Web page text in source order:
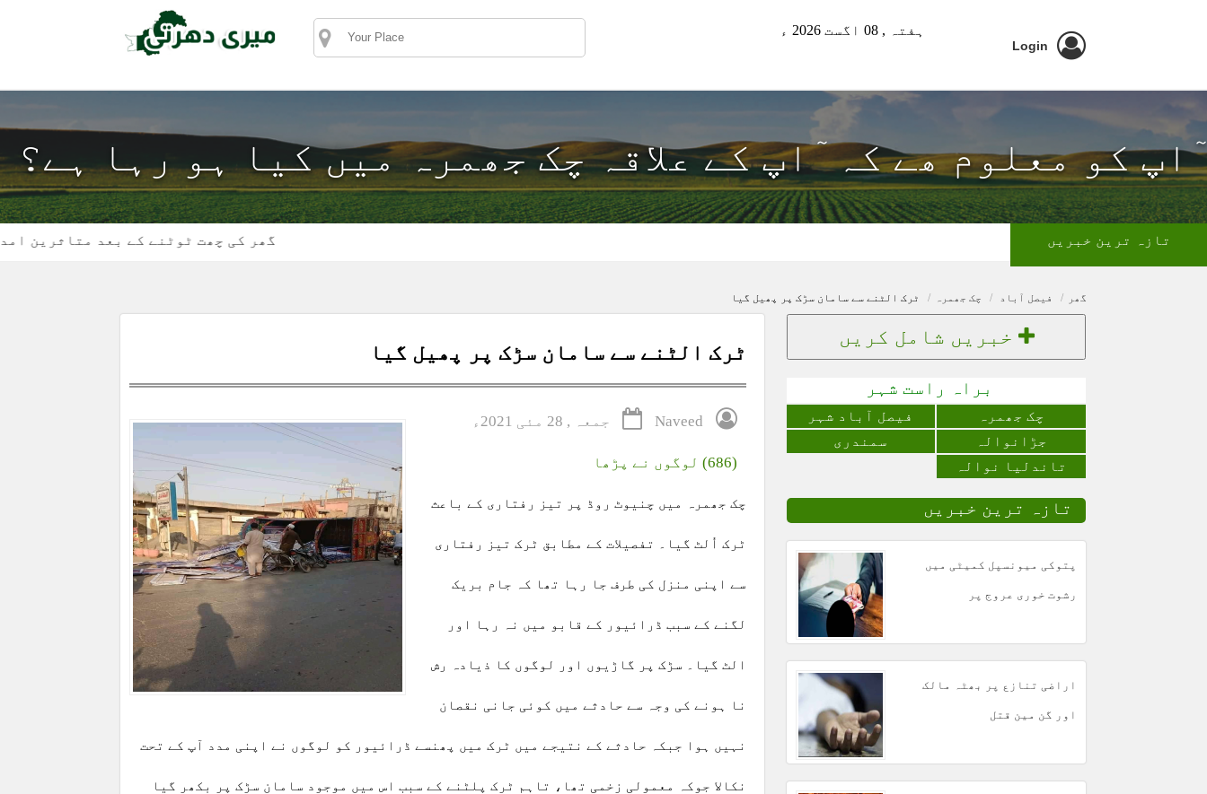
ہفتہ , 08 اگست 2026 ء
Login
ٓاپ کو معلوم ھے کہ ٓاپ کے علاقہ چک جھمرہ میں کیا ہو رہا ہے؟
گھر کی چھت ٹوٹنے کے بعد متاثرین امداد کے تازہ ترین خبریں
گھر فیصل آباد چک جھمرہ ٹرک الٹنے سے سامان سڑک پر پھیل گیا
ٹرک الٹنے سے سامان سڑک پر پھیل گیا
Naveed جمعہ , 28 مئی 2021ء
(686) لوگوں نے پڑھا
چک جھمرہ میں چنیوٹ روڈ پر تیز رفتاری کے باعث
ٹرک اُلٹ گیا۔ تفصیلات کے مطابق ٹرک تیز رفتاری
سے اپنی منزل کی طرف جا رہا تھا کہ جام بریک
لگنے کے سبب ڈرائیور کے قابو میں نہ رہا اور
الٹ گیا۔ سڑک پر گاڑیوں اور لوگوں کا ذیادہ رش
نا ہونے کی وجہ سے حادثے میں کوئی جانی نقصان
نہیں ہوا جبکہ حادثے کے نتیجے میں ٹرک میں پھنسے ڈرائیور کو لوگوں نے اپنی مدد آپ کے تحت
نکالا جوکہ معمولی زخمی تھا، تاہم ٹرک پلٹنے کے سبب اس میں موجود سامان سڑک پر بکھر گیا
خبریں شامل کریں
براہ راست شہر
چک جھمرہ
فیصل آباد شہر
جڑانوالہ
سمندری
تاندلیا نوالہ
تازہ ترین خبریں
پتوکی میونسپل کمیٹی میں
رشوت خوری عروج پر
اراضی تنازع پر بھٹہ مالک
اور گن مین قتل